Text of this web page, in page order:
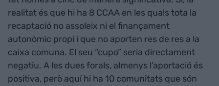
realitat és que hi ha 8 CCAA en les quals tota la
recaptació no assoleix ni el finançament
autonòmic propi i que no aporten res de res a la
caixa comuna. El seu “cupo” seria directament
negatiu. A les dues forals, almenys l’aportació és
positiva, però aquí hi ha 10 comunitats que són